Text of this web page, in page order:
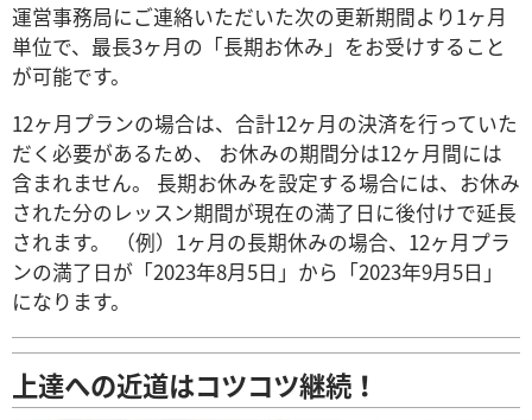
運営事務局にご連絡いただいた次の更新期間より1ヶ月
単位で、最長3ヶ月の「長期お休み」をお受けすること
が可能です。
12ヶ月プランの場合は、合計12ヶ月の決済を行っていた
だく必要があるため、 お休みの期間分は12ヶ月間には
含まれません。 長期お休みを設定する場合には、お休み
された分のレッスン期間が現在の満了日に後付けで延長
されます。 （例）1ヶ月の長期休みの場合、12ヶ月プラ
ンの満了日が「2023年8月5日」から「2023年9月5日」
になります。
上達への近道はコツコツ継続！